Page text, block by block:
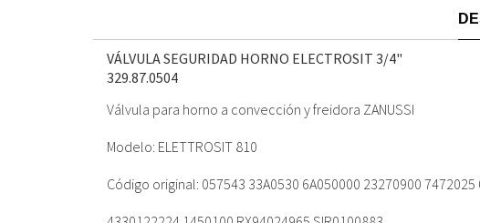
VÁLVULA SEGURIDAD HORNO ELECTROSIT 3/4"
329.87.0504
Válvula para horno a convección y freidora ZANUSSI
Modelo: ELETTROSIT 810
Código original: 057543 33A0530 6A050000 23270900 7472025